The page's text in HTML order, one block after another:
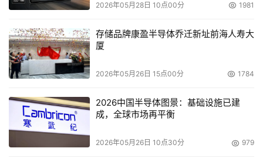
2026年05月28日 10点00分 1981
存储品牌康盈半导体乔迁新址前海人寿大
厦
2026年05月26日 15点00分 1784
2026中国半导体图景：基础设施已建
成，全球市场再平衡
2026年05月26日 10点30分 979